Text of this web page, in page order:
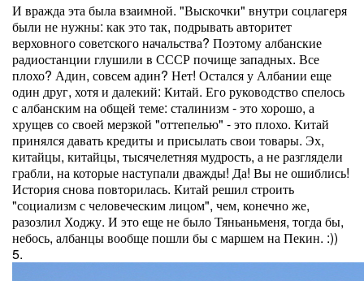
И вражда эта была взаимной. "Выскочки" внутри соцлагеря
были не нужны: как это так, подрывать авторитет
верховного советского начальства? Поэтому албанские
радиостанции глушили в СССР почище западных. Все
плохо? Адин, совсем адин? Нет! Остался у Албании еще
один друг, хотя и далекий: Китай. Его руководство спелось
с албанским на общей теме: сталинизм - это хорошо, а
хрущев со своей мерзкой "оттепелью" - это плохо. Китай
принялся давать кредиты и присылать свои товары. Эх,
китайцы, китайцы, тысячелетняя мудрость, а не разглядели
грабли, на которые наступали дважды! Да! Вы не ошиблись!
История снова повторилась. Китай решил строить
"социализм с человеческим лицом", чем, конечно же,
разозлил Ходжу. И это еще не было Тяньаньменя, тогда бы,
небось, албанцы вообще пошли бы с маршем на Пекин. :))
5.